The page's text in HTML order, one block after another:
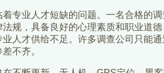
业人才短缺的问题。一名合格的调
规，具备良好的心理素质和职业道
人才供给不足。许多调查公司只能
不齐。